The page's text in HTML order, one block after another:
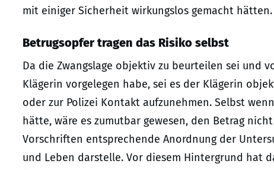
mit einiger Sicherheit wirkungslos gemacht hätten.
Betrugsopfer tragen das Risiko selbst
Da die Zwangslage objektiv zu beurteilen sei und
Klägerin vorgelegen habe, sei es der Klägerin
oder zur Polizei Kontakt aufzunehmen. Selbst
hätte, wäre es zumutbar gewesen, den Betrag
Vorschriften entsprechende Anordnung der
und Leben darstelle. Vor diesem Hintergrund hat